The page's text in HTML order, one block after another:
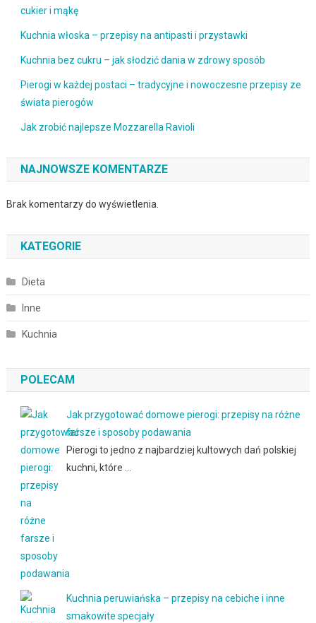
cukier i mąkę
Kuchnia włoska – przepisy na antipasti i przystawki
Kuchnia bez cukru – jak słodzić dania w zdrowy sposób
Pierogi w każdej postaci – tradycyjne i nowoczesne przepisy ze
świata pierogów
Jak zrobić najlepsze Mozzarella Ravioli
NAJNOWSZE KOMENTARZE
Brak komentarzy do wyświetlenia.
KATEGORIE
Dieta
Inne
Kuchnia
POLECAM
Jak przygotować domowe pierogi: przepisy na różne
farsze i sposoby podawania
Pierogi to jedno z najbardziej kultowych dań polskiej
kuchni, które …
Kuchnia peruwiańska – przepisy na cebiche i inne
smakowite specjały